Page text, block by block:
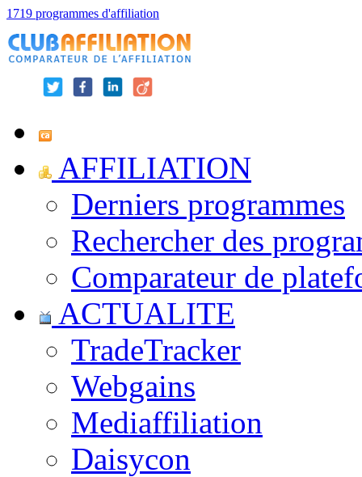
1719 programmes d'affiliation
AFFILIATION
Derniers programmes
Rechercher des
Comparateur de
ACTUALITE
TradeTracker
Webgains
Mediaffiliation
Daisycon